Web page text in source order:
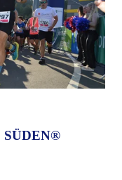
SÜDEN®